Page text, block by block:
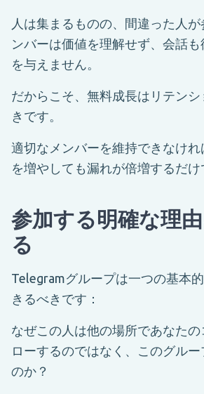
人は集まるものの、間違った人
ンバーは価値を理解せず、会話
を与えません。
だからこそ、無料成長はリテン
きです。
適切なメンバーを維持できなけれ
を増やしても漏れが倍増するだけ
参加する明確な理
る
Telegramグループは一つの基本
きるべきです：
なぜこの人は他の場所であなたの
ローするのではなく、このグル
のか？